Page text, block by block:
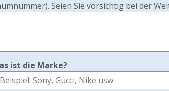
Seien Sie vorsichtig bei der
ist die Marke?